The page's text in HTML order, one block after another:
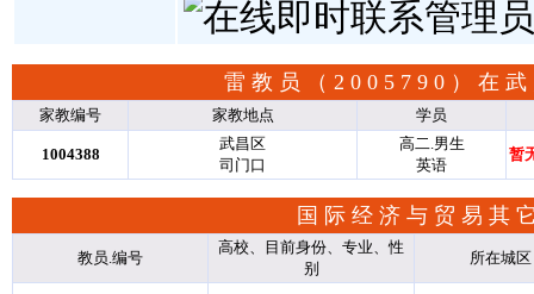
雷教员（2005790）在
家教编号 家教地点 学员
1004388
武昌区
司门口
高二.男生
英语
暂
国际经济与贸易其
教员.编号
高校、目前身份、专业、性
别
所在城区